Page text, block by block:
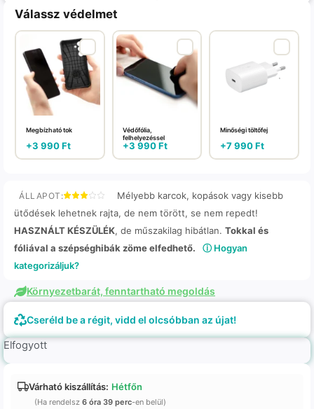
Válassz védelmet
Megbízható tok
+3 990Ft
Védőfólia,
felhelyezéssel
+3 990Ft
Minőségi töltőfej
+7 990Ft
ÁLLAPOT:
Mélyebb karcok, kopások vagy kisebb
ütődések lehetnek rajta, de nem törött, se nem repedt!
HASZNÁLT KÉSZÜLÉK, de műszakilag hibátlan. Tokkal és
fóliával a szépséghibák zöme elfedhető.
ⓘ Hogyan
kategorizáljuk?
Környezetbarát, fenntartható megoldás
Cseréld be a régit, vidd el olcsóbban az újat!
Elfogyott
Várható kiszállítás: Hétfőn
(Ha rendelsz 6 óra 39 perc-en belül)